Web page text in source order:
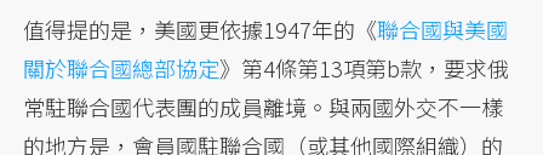
值得提的是，美國更依據1947年的《聯合國與美國
關於聯合國總部協定》第4條第13項第b款，要求俄
常駐聯合國代表團的成員離境。與兩國外交不一樣
的地方是，會員國駐聯合國（或其他國際組織）的